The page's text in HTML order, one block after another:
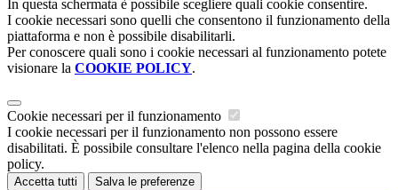
In questa schermata è possibile scegliere quali cookie consentire.
I cookie necessari sono quelli che consentono il funzionamento della
piattaforma e non è possibile disabilitarli.
Per conoscere quali sono i cookie necessari al funzionamento potete
visionare la COOKIE POLICY.
Cookie necessari per il funzionamento
I cookie necessari per il funzionamento non possono essere
disabilitati. È possibile consultare l'elenco nella pagina della cookie
policy.
Accetta tutti Salva le preferenze